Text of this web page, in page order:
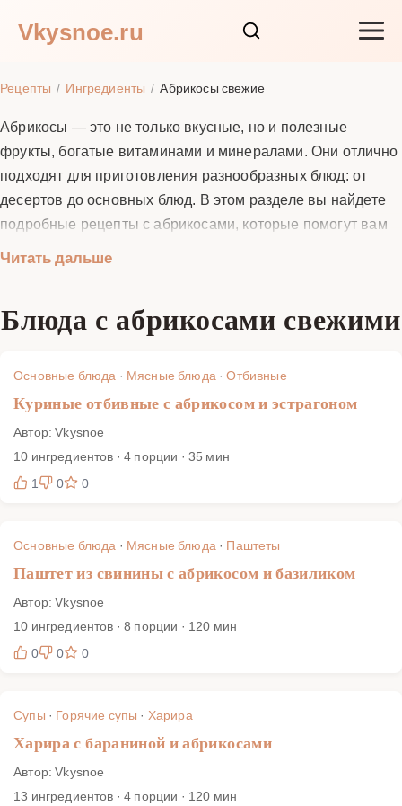
Vkysnoe.ru
Основные блюда
Супы
Ингредиенты
Блог
Рецепты Ингредиенты Абрикосы свежие
Абрикосы — это не только вкусные, но и полезные
фрукты, богатые витаминами и минералами. Они отлично
подходят для приготовления разнообразных блюд: от
десертов до основных блюд. В этом разделе вы найдете
подробные рецепты с абрикосами, которые помогут вам
условиях. Абрикосы можно использовать для варенья,
сладкий и сочный вкус прекрасно сочетается с другими
ароматными.
Читать дальше
Блюда с абрикосами свежими
Основные блюда · Мясные блюда·Отбивные
Куриные отбивные с абрикосом и эстрагоном
Автор: Vkysnoe
10 ингредиентов · 4 порции · 35 мин
1
0 0
Основные блюда · Мясные блюда· Паштеты
Паштет из свинины с абрикосом и базиликом
Автор: Vkysnoe
10 ингредиентов · 8 порции · 120 мин
0
0 0
Супы · Горячие супы · Харира
Харира с бараниной и абрикосами
Автор: Vkysnoe
13 ингредиентов · 4 порции · 120 мин